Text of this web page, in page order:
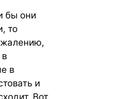
бы они
то
в
и